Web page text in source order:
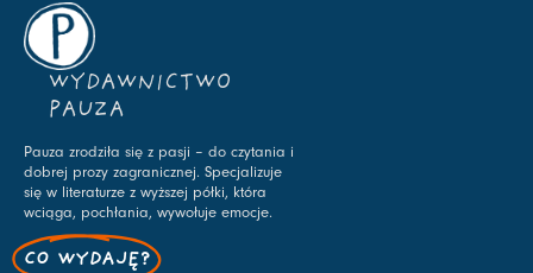
WYDAWNICTWO
PAUZA
Pauza zrodziła się z pasji – do czytania i
dobrej prozy zagranicznej. Specjalizuje
się w literaturze z wyższej półki, która
wciąga, pochłania, wywołuje emocje.
CO WYDAJĘ?